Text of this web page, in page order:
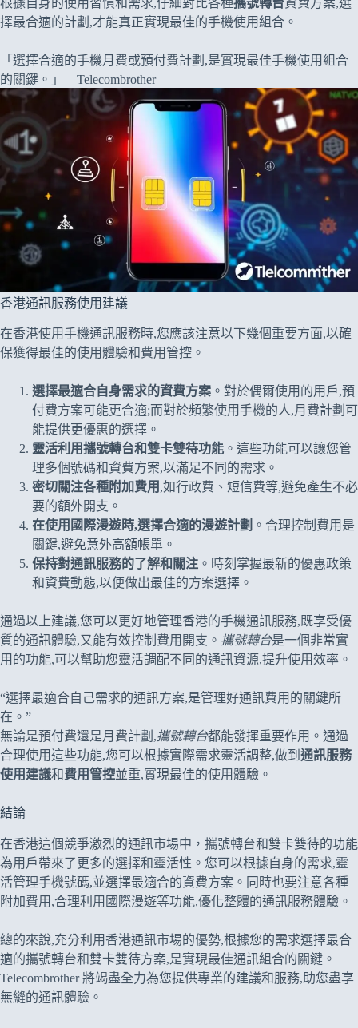
擇最合適的計劃,才能真正實現最佳的手機使用組合。
「選擇合適的手機月費或預付費計劃,是實現最佳手機使用組合
的關鍵。」 – Telecombrother
香港通訊服務使用建議
在香港使用手機通訊服務時,您應該注意以下幾個重要方面,以確
保獲得最佳的使用體驗和費用管控。
選擇最適合自身需求的資費方案 。對於偶爾使用的用戶,預
付費方案可能更合適;而對於頻繁使用手機的人,月費計劃可
能提供更優惠的選擇。
靈活利用攜號轉台和雙卡雙待功能 。這些功能可以讓您管
理多個號碼和資費方案,以滿足不同的需求。
密切關注各種附加費用 ,如行政費、短信費等,避免產生不必
要的額外開支。
在使用國際漫遊時,選擇合適的漫遊計劃 。合理控制費用是
關鍵,避免意外高額帳單。
保持對通訊服務的了解和關注 。時刻掌握最新的優惠政策
和資費動態,以便做出最佳的方案選擇。
通過以上建議,您可以更好地管理香港的手機通訊服務,既享受優
質的通訊體驗,又能有效控制費用開支。 攜號轉台是一個非常實
用的功能,可以幫助您靈活調配不同的通訊資源,提升使用效率。
“選擇最適合自己需求的通訊方案,是管理好通訊費用的關鍵所
在。”
無論是預付費還是月費計劃,攜號轉台都能發揮重要作用。通過
合理使用這些功能,您可以根據實際需求靈活調整,做到 通訊服務
使用建議和費用管控並重,實現最佳的使用體驗。
結論
在香港這個競爭激烈的通訊市場中，攜號轉台和雙卡雙待的功能
為用戶帶來了更多的選擇和靈活性。您可以根據自身的需求,靈
活管理手機號碼,並選擇最適合的資費方案。同時也要注意各種
附加費用,合理利用國際漫遊等功能,優化整體的通訊服務體驗。
總的來說,充分利用香港通訊市場的優勢,根據您的需求選擇最合
適的攜號轉台和雙卡雙待方案,是實現最佳通訊組合的關鍵。
Telecombrother 將竭盡全力為您提供專業的建議和服務,助您盡享
無縫的通訊體驗。